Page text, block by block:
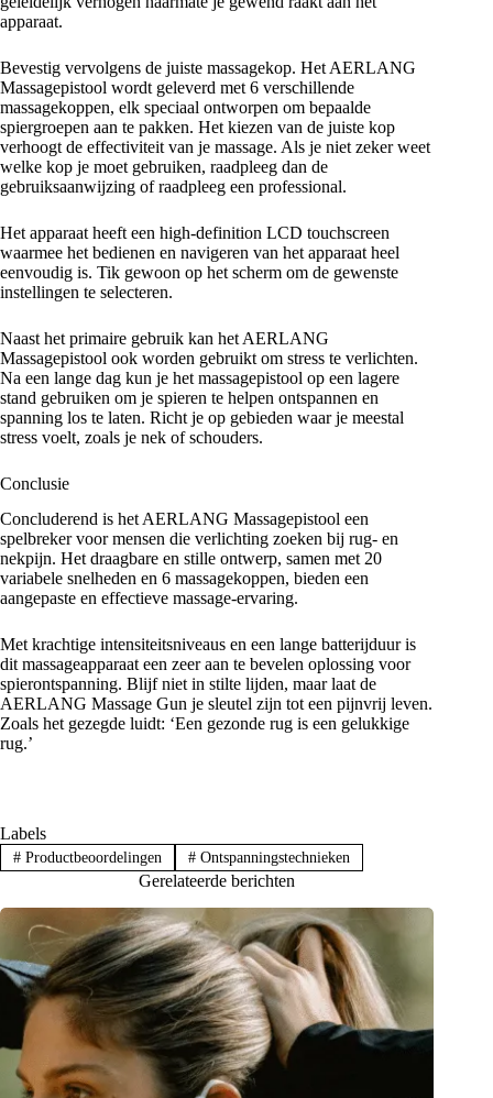
apparaat.
Bevestig vervolgens de juiste massagekop. Het AERLANG
Massagepistool wordt geleverd met 6 verschillende
massagekoppen, elk speciaal ontworpen om bepaalde
spiergroepen aan te pakken. Het kiezen van de juiste kop
verhoogt de effectiviteit van je massage. Als je niet zeker weet
welke kop je moet gebruiken, raadpleeg dan de
gebruiksaanwijzing of raadpleeg een professional.
Het apparaat heeft een high-definition LCD touchscreen
waarmee het bedienen en navigeren van het apparaat heel
eenvoudig is. Tik gewoon op het scherm om de gewenste
instellingen te selecteren.
Naast het primaire gebruik kan het AERLANG
Massagepistool ook worden gebruikt om stress te verlichten.
Na een lange dag kun je het massagepistool op een lagere
stand gebruiken om je spieren te helpen ontspannen en
spanning los te laten. Richt je op gebieden waar je meestal
stress voelt, zoals je nek of schouders.
Conclusie
Concluderend is het AERLANG Massagepistool een
spelbreker voor mensen die verlichting zoeken bij rug- en
nekpijn. Het draagbare en stille ontwerp, samen met 20
variabele snelheden en 6 massagekoppen, bieden een
aangepaste en effectieve massage-ervaring.
Met krachtige intensiteitsniveaus en een lange batterijduur is
dit massageapparaat een zeer aan te bevelen oplossing voor
spierontspanning. Blijf niet in stilte lijden, maar laat de
AERLANG Massage Gun je sleutel zijn tot een pijnvrij leven.
Zoals het gezegde luidt: ‘Een gezonde rug is een gelukkige
rug.’
Labels
#Productbeoordelingen #Ontspanningstechnieken
Gerelateerde berichten